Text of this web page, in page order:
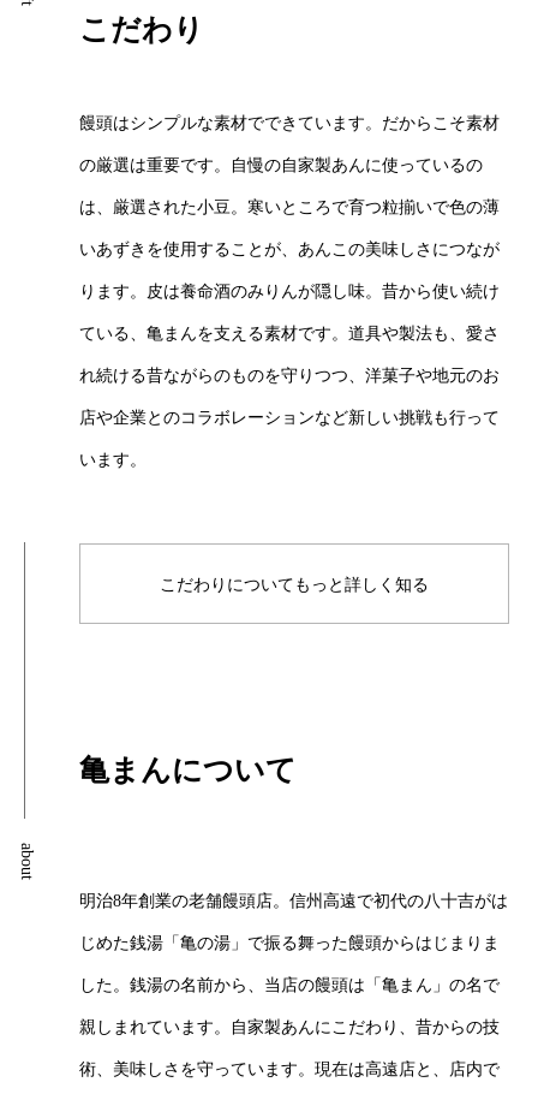
こだわり
饅頭はシンプルな素材でできています。だからこそ素材
の厳選は重要です。自慢の自家製あんに使っているの
は、厳選された小豆。寒いところで育つ粒揃いで色の薄
いあずきを使用することが、あんこの美味しさにつなが
ります。皮は養命酒のみりんが隠し味。昔から使い続け
ている、亀まんを支える素材です。道具や製法も、愛さ
れ続ける昔ながらのものを守りつつ、洋菓子や地元のお
店や企業とのコラボレーションなど新しい挑戦も行って
います。
こだわりについてもっと詳しく知る
亀まんについて
about
明治8年創業の老舗饅頭店。信州高遠で初代の八十吉がは
じめた銭湯「亀の湯」で振る舞った饅頭からはじまりま
した。銭湯の名前から、当店の饅頭は「亀まん」の名で
親しまれています。自家製あんにこだわり、昔からの技
術、美味しさを守っています。現在は高遠店と、店内で